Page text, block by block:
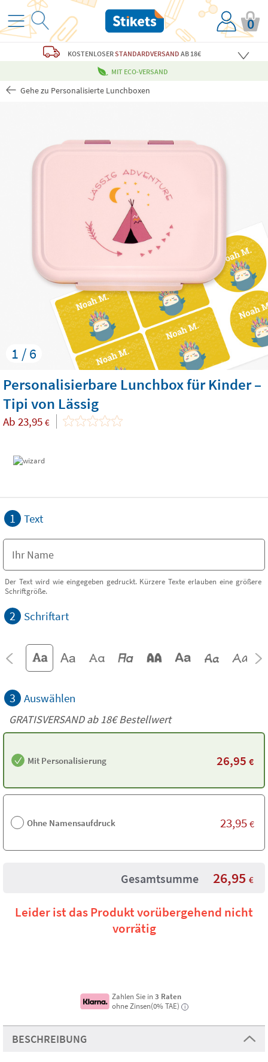
0
KOSTENLOSERSTANDARDVERSAND AB 18€
MIT ECO-VERSAND
Gehe zu Personalisierte Lunchboxen
1 / 6
Personalisierbare Lunchbox für Kinder –
Tipi von Lässig
Ab 23,95 €
1 Text
Der Text wird wie eingegeben gedruckt. Kürzere Texte erlauben eine größere
Schriftgröße.
2 Schriftart
3 Auswählen
GRATISVERSAND ab18€Bestellwert
Mit Personalisierung 26,95 €
Ohne Namensaufdruck 23,95 €
Gesamtsumme 26,95 €
Leider ist das Produkt vorübergehend nicht
vorrätig
Zahlen Sie in3 Raten
ohne Zinsen(0% TAE)
i
BESCHREIBUNG